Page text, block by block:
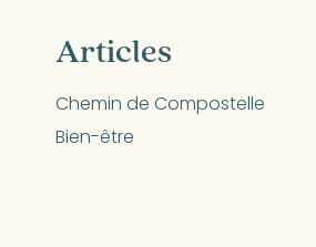
Articles
Chemin de Compostelle
Bien-être